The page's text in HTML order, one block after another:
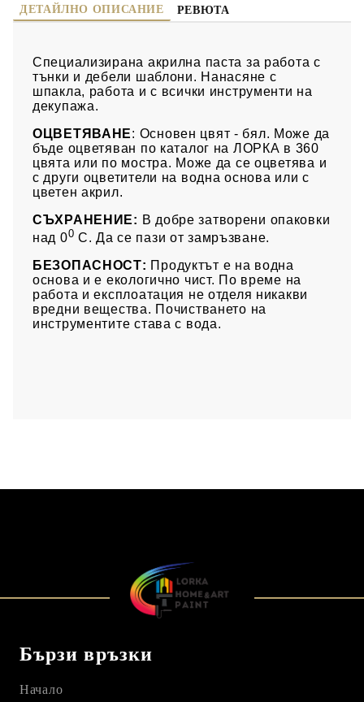
ДЕТАЙЛНО ОПИСАНИЕ РЕВЮТА
Специализирана акрилна паста за работа с
тънки и дебели шаблони. Нанасяне с
шпакла, работа и с всички инструменти на
декупажа.
ОЦВЕТЯВАНЕ: Основен цвят - бял. Може да
бъде оцветяван по каталог на ЛОРКА в 360
цвята или по мостра. Може да се оцветява и
с други оцветители на водна основа или с
цветен акрил.
СЪХРАНЕНИЕ: В добре затворени опаковки
над 00 С. Да се пази от замръзване.
БЕЗОПАСНОСТ: Продуктът е на водна
основа и е екологично чист. По време на
работа и експлоатация не отделя никакви
вредни вещества. Почистването на
инструментите става с вода.
Бързи връзки
Начало